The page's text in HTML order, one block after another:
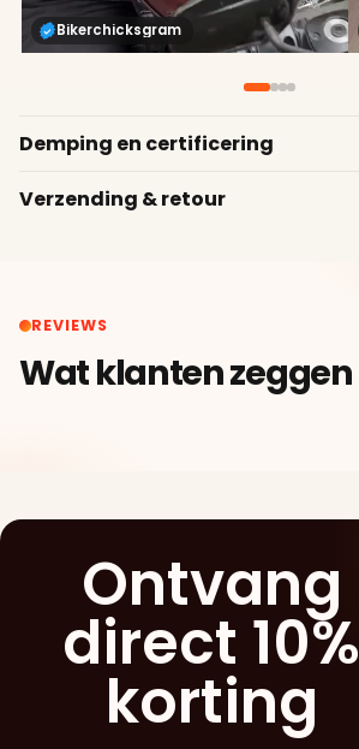
Bikerchicksgram
Demping en certificering
Verzending & retour
REVIEWS
Wat klanten zeggen
Ontvang
direct 10%
korting